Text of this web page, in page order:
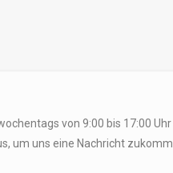
von 9:00 bis 17:00
um uns eine Nachricht